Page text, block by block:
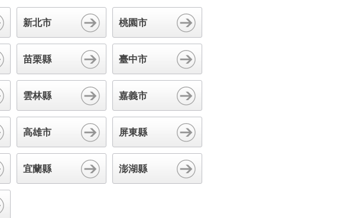
新北市 桃園市
苗栗縣 臺中市
雲林縣 嘉義市
高雄市 屏東縣
宜蘭縣 澎湖縣